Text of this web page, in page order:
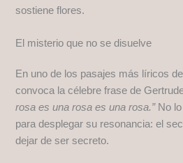
sostiene flores.
El misterio que no se disuelve
En uno de los pasajes más líricos
convoca la célebre frase de
rosa es una rosa es una rosa.”No lo
para desplegar su resonancia: el
dejar de ser secreto.